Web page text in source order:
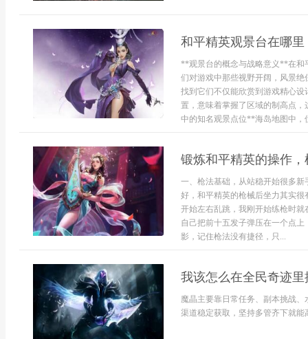
和平精英观景台在哪
**观景台的概念与战略意义**在和
们对游戏中那些视野开阔，风景
找到它们不仅能欣赏到游戏精心
置，意味着掌握了区域的制高点
中的知名观景点位**海岛地图中，
锻炼和平精英的操作
一、枪法基础，从站稳开始很多
好，和平精英的枪械后坐力其实
开始左右乱跳，我刚开始练枪时
自己把前十五发子弹压在一个点
影，记住枪法没有捷径，只...
我该怎么在全民奇迹
魔晶主要靠日常任务、副本挑战
渠道稳定获取，坚持多管齐下就